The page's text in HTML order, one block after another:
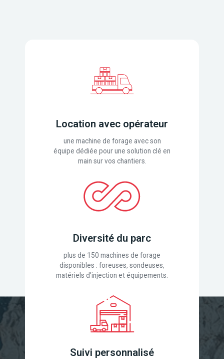
Location avec opérateur
une machine de forage avec son
équipe dédiée pour une solution clé en
main sur vos chantiers.
Diversité du parc
plus de 150 machines de forage
disponibles : foreuses, sondeuses,
matériels d’injection et équipements.
Suivi personnalisé